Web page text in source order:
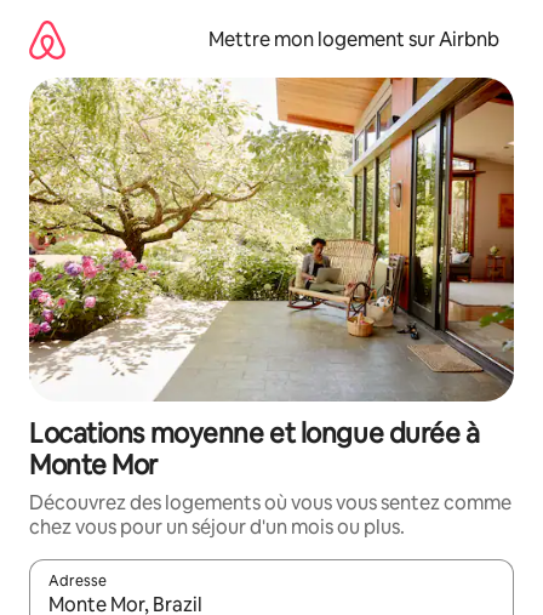
directement
contenu
Mettre mon logement sur Airbnb
Locations moyenne et longue durée à
Monte Mor
Découvrez des logements où vous vous sentez comme
chez vous pour un séjour d'un mois ou plus.
Adresse
Lorsque les résultats s'affichent, utilisez les flèches vers le